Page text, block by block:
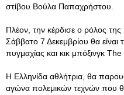
στίβου Βούλα Παπαχρήστου.
Πλέον, την κέρδισε ο ρόλος
Σάββατο 7 Δεκεμβρίου θα
πυγμαχίας και κικ μπόξινγκ The
Η Ελληνίδα αθλήτρια, θα
αγώνα πολεμικών τεχνών που